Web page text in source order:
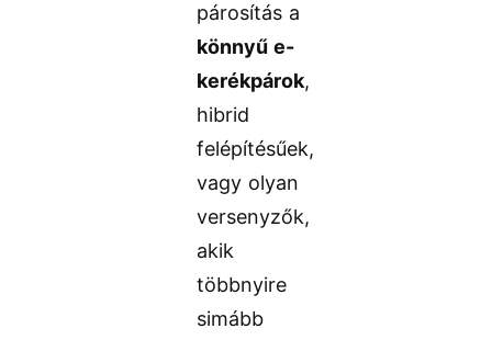
párosítás a
könnyű e-
kerékpárok,
hibrid
felépítésűek,
vagy olyan
versenyzők,
akik
többnyire
simább